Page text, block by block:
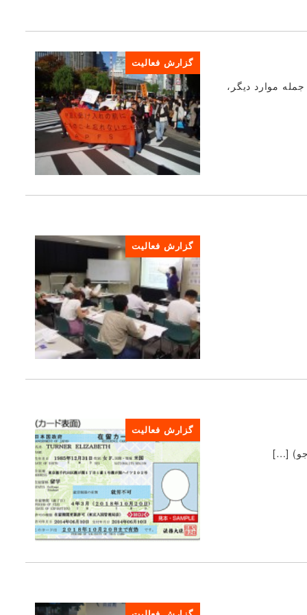
گزارش فعالیت
موارد دیگر،
گزارش فعالیت
گزارش فعالیت